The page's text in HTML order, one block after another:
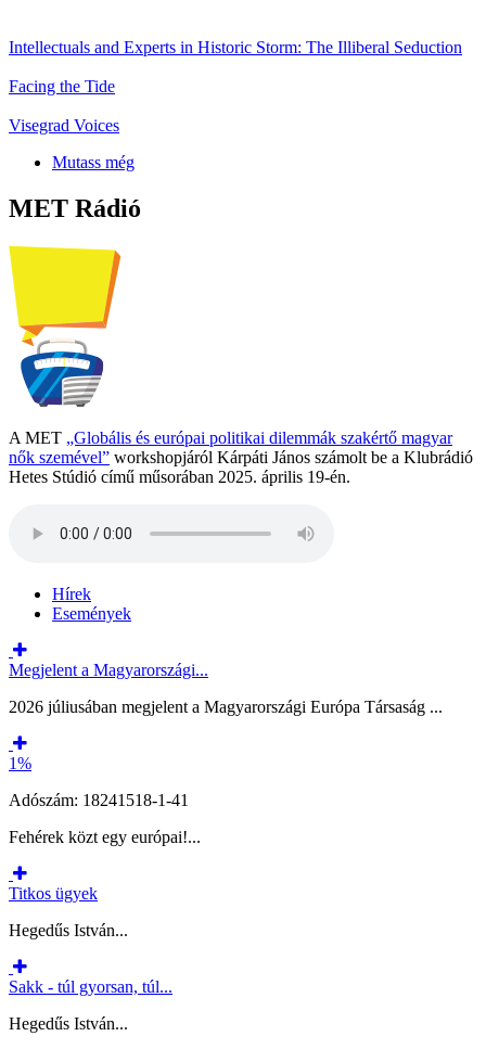
Intellectuals and Experts in Historic Storm: The Illiberal Seduction
Facing the Tide
Visegrad Voices
Mutass még
MET Rádió
A MET „Globális és európai politikai dilemmák szakértő magyar
nők szemével” workshopjáról Kárpáti János számolt be a Klubrádió
Hetes Stúdió című műsorában 2025. április 19-én.
Hírek
Események
Megjelent a Magyarországi...
2026 júliusában megjelent a Magyarországi Európa Társaság ...
1%
Adószám: 18241518-1-41
Fehérek közt egy európai!...
Titkos ügyek
Hegedűs István...
Sakk - túl gyorsan, túl...
Hegedűs István...